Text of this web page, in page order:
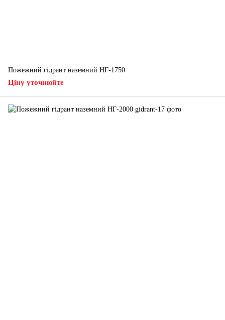
Пожежний гідрант наземний НГ-1750
Ціну уточнюйте